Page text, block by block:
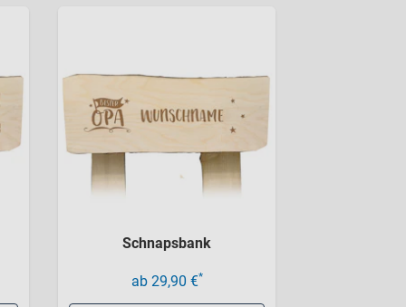
Schnapsbank
ab 29,90 €*